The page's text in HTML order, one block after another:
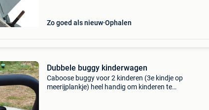
Zo goed als nieuw Ophalen
Dubbele buggy kinderwagen
Caboose buggy voor 2 kinderen (3e kindje op
meerijplankje) heel handig om kinderen te